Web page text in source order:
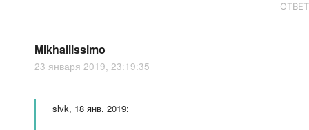
Mikhailissimo
23 января 2019, 23:19:35
slvk, 18 янв. 2019: